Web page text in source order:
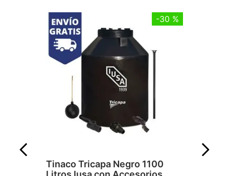
-30 %
Tinaco Tricapa Negro 1100